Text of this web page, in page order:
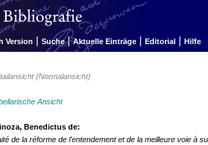
Version | Suche | Aktuelle Einträge | Editorial | Hilfe
(Normalansicht)
Ansicht
Benedictus de:
de la réforme de l'entendement et de la meilleure voie à